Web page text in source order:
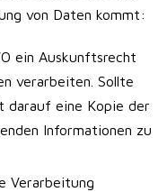
von Daten kommt:
ein Auskunftsrecht
verarbeiten. Sollte
darauf eine Kopie der
Informationen zu
Verarbeitung